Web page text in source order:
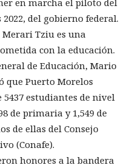
del gobierno federal.
Merari Tziu es una
con la educación.
de Educación, Mario
Puerto Morelos
estudiantes de nivel
de primaria y 1,549 de
de ellas del Consejo
(Conafe).
honores a la bandera